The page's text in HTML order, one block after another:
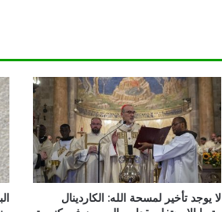
البابا:
اليومية
البابا:
بعمل الله
البابا:
لا يوجد تأخير لمسحة الله: الكاردينال